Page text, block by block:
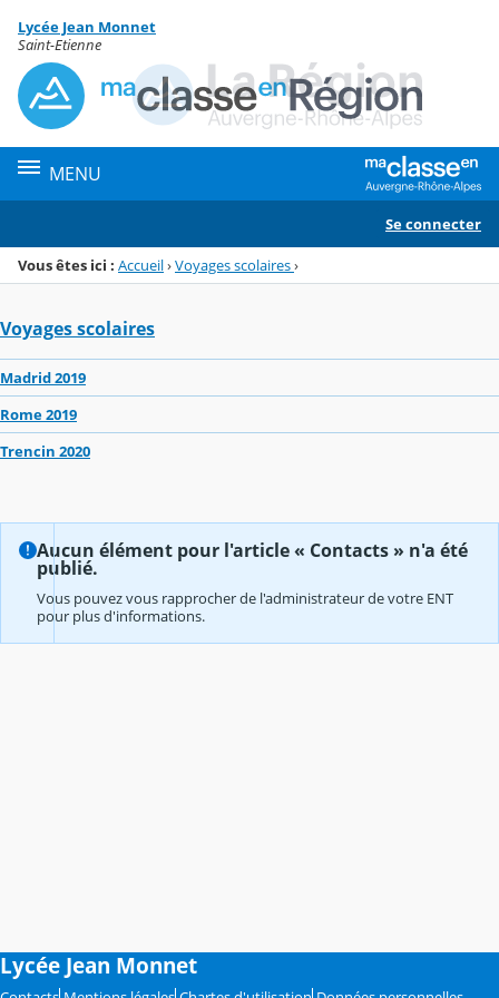
Menu de la rubrique
Contenu
Lycée Jean Monnet
Saint-Etienne
MENU
Se connecter
Vous êtes ici : Accueil›Voyages scolaires›
Voyages scolaires
Madrid 2019
Rome 2019
Trencin 2020
Aucun élément pour l'article « Contacts » n'a été
publié.
Vous pouvez vous rapprocher de l'administrateur de votre ENT
pour plus d'informations.
Lycée Jean Monnet